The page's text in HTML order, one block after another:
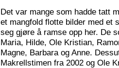
Det var mange som hadde tatt
et mangfold flotte bilder med et
seg gjøre å ramse opp her. De
Maria, Hilde, Ole Kristian,
Magne, Barbara og Anne.
Makrellstimen fra 2002 og Ole